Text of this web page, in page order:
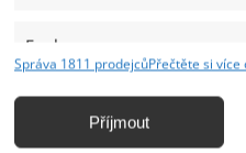
Funkce
Identifikace zařízení na základě
Správa 1811 prodejcůPřečtěte si
Příjmout
a světlo. Potřebuje
na chlebu s rajčetem,
chlad a světlo. Při